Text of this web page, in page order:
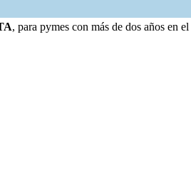
, para pymes con más de dos años en